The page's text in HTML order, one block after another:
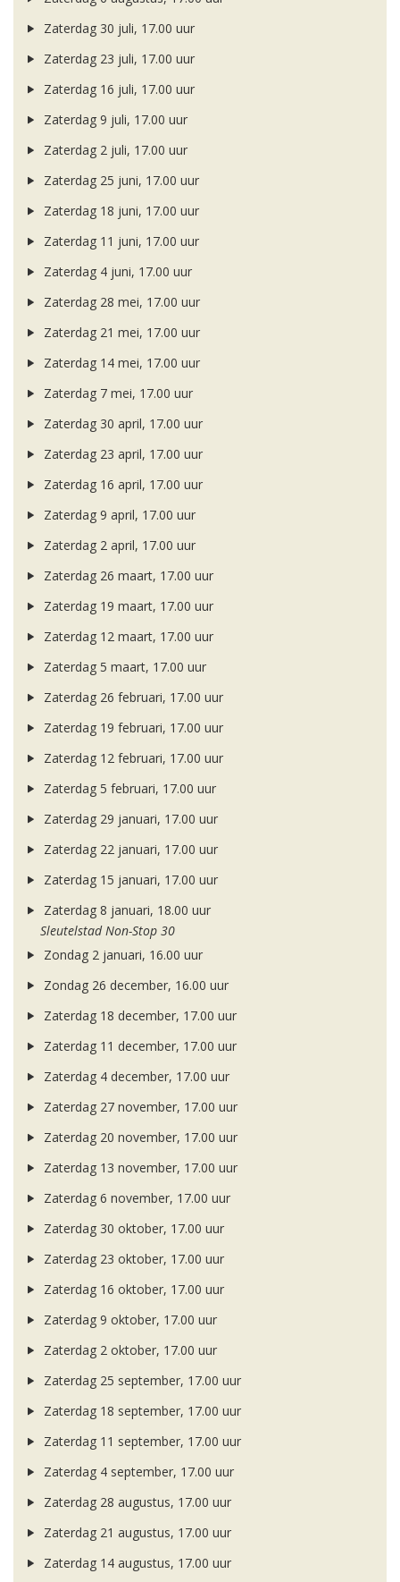
Zaterdag 30 juli, 17.00 uur
Zaterdag 23 juli, 17.00 uur
Zaterdag 16 juli, 17.00 uur
Zaterdag 9 juli, 17.00 uur
Zaterdag 2 juli, 17.00 uur
Zaterdag 25 juni, 17.00 uur
Zaterdag 18 juni, 17.00 uur
Zaterdag 11 juni, 17.00 uur
Zaterdag 4 juni, 17.00 uur
Zaterdag 28 mei, 17.00 uur
Zaterdag 21 mei, 17.00 uur
Zaterdag 14 mei, 17.00 uur
Zaterdag 7 mei, 17.00 uur
Zaterdag 30 april, 17.00 uur
Zaterdag 23 april, 17.00 uur
Zaterdag 16 april, 17.00 uur
Zaterdag 9 april, 17.00 uur
Zaterdag 2 april, 17.00 uur
Zaterdag 26 maart, 17.00 uur
Zaterdag 19 maart, 17.00 uur
Zaterdag 12 maart, 17.00 uur
Zaterdag 5 maart, 17.00 uur
Zaterdag 26 februari, 17.00 uur
Zaterdag 19 februari, 17.00 uur
Zaterdag 12 februari, 17.00 uur
Zaterdag 5 februari, 17.00 uur
Zaterdag 29 januari, 17.00 uur
Zaterdag 22 januari, 17.00 uur
Zaterdag 15 januari, 17.00 uur
Zaterdag 8 januari, 18.00 uur
Sleutelstad Non-Stop 30
Zondag 2 januari, 16.00 uur
Zondag 26 december, 16.00 uur
Zaterdag 18 december, 17.00 uur
Zaterdag 11 december, 17.00 uur
Zaterdag 4 december, 17.00 uur
Zaterdag 27 november, 17.00 uur
Zaterdag 20 november, 17.00 uur
Zaterdag 13 november, 17.00 uur
Zaterdag 6 november, 17.00 uur
Zaterdag 30 oktober, 17.00 uur
Zaterdag 23 oktober, 17.00 uur
Zaterdag 16 oktober, 17.00 uur
Zaterdag 9 oktober, 17.00 uur
Zaterdag 2 oktober, 17.00 uur
Zaterdag 25 september, 17.00 uur
Zaterdag 18 september, 17.00 uur
Zaterdag 11 september, 17.00 uur
Zaterdag 4 september, 17.00 uur
Zaterdag 28 augustus, 17.00 uur
Zaterdag 21 augustus, 17.00 uur
Zaterdag 14 augustus, 17.00 uur